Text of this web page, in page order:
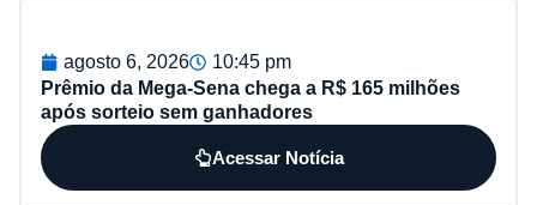
agosto 6, 2026
10:45 pm
Prêmio da Mega-Sena chega a R$ 165 milhões
após sorteio sem ganhadores
Acessar Notícia